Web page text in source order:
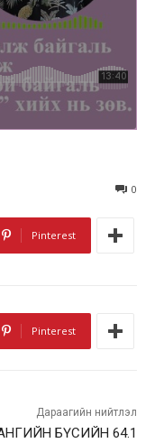
0
Pinterest
Pinterest
Дараагийн нийтлэл
БҮСИЙН 64.1